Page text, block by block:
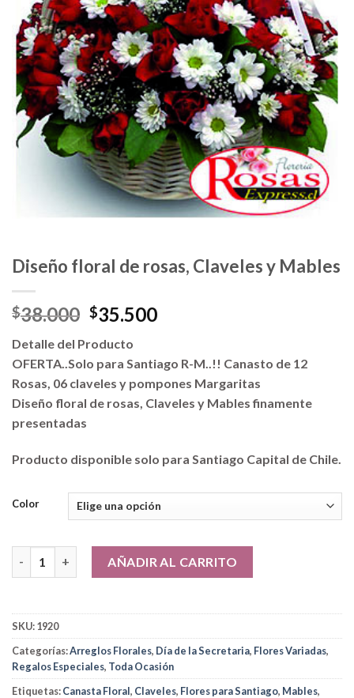
Diseño floral de rosas, Claveles y Mables
$38.000 $35.500
Detalle del Producto
OFERTA..Solo para Santiago R-M..!! Canasto de 12
Rosas, 06 claveles y pompones Margaritas
Diseño floral de rosas, Claveles y Mables finamente
presentadas
Producto disponible solo para Santiago Capital de Chile.
Color
Diseño floral de rosas, Claveles y Mables cantidad
AÑADIR AL CARRITO
SKU:1920
Categorías:Arreglos Florales, Día de la Secretaria, Flores Variadas,
Regalos Especiales, Toda Ocasión
Etiquetas:Canasta Floral, Claveles, Flores para Santiago, Mables,